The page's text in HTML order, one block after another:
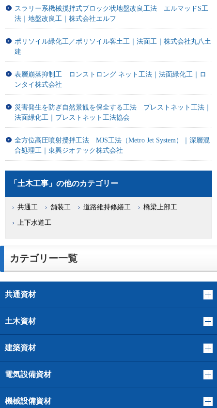
スラリー系機械撹拌式ブロック状地盤改良工法 エルマッドS工
法｜地盤改良工｜株式会社エルフ
ポリソイル緑化工／ポリソイル客土工｜法面工｜株式会社丸八土
建
表層崩落抑制工 ロンストロング ネット工法｜法面緑化工｜ロ
ンタイ株式会社
災害発生を防ぎ自然景観を保全する工法 プレストネット工法｜
法面緑化工｜プレストネット工法協会
全方位高圧噴射攪拌工法 MJS工法（Metro Jet System）｜深層混
合処理工｜東興ジオテック株式会社
「土木工事」の他のカテゴリー
共通工 舗装工 道路維持修繕工 橋梁上部工
上下水道工
カテゴリー一覧
共通資材
土木資材
建築資材
電気設備資材
機械設備資材